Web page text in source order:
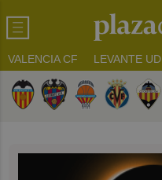
VALENCIA CF LEVANTE UD